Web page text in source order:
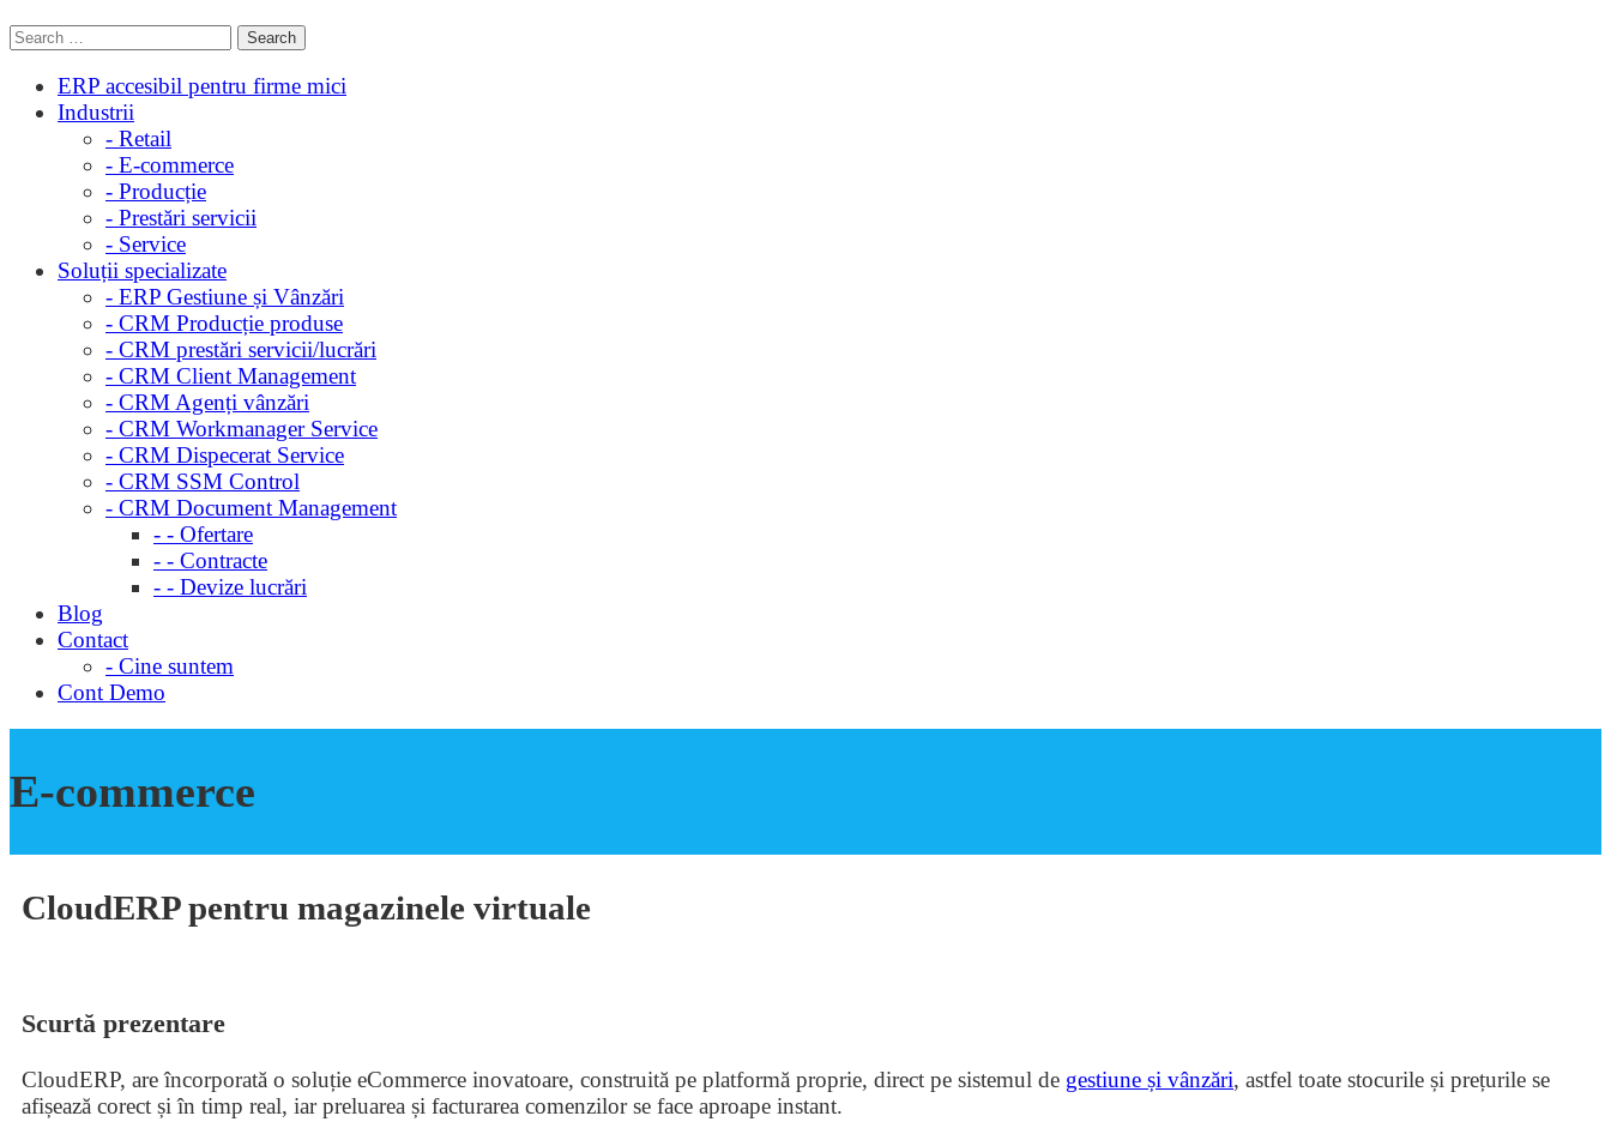
ERP accesibil pentru firme mici
Industrii
- Retail
- E-commerce
- Producție
- Prestări servicii
- Service
Soluții specializate
- ERP Gestiune și Vânzări
- CRM Producție produse
- CRM prestări servicii/lucrări
- CRM Client Management
- CRM Agenți vânzări
- CRM Workmanager Service
- CRM Dispecerat Service
- CRM SSM Control
- CRM Document Management
- - Ofertare
- - Contracte
- - Devize lucrări
Blog
Contact
- Cine suntem
Cont Demo
E-commerce
CloudERP pentru magazinele virtuale
Scurtă prezentare
CloudERP, are încorporată o soluție eCommerce inovatoare, construită pe platformă proprie, direct pe sistemul de gestiune și vânzări, astfel toate stocurile și prețurile se
afișează corect și în timp real, iar preluarea și facturarea comenzilor se face aproape instant.